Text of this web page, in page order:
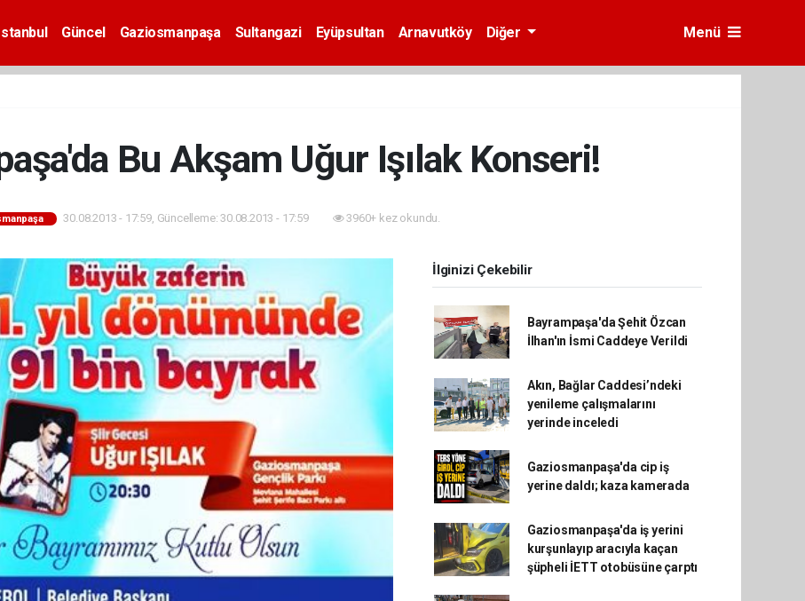
Güncel Gaziosmanpaşa Sultangazi Eyüpsultan Arnavutköy Diğer Menü
Bu Akşam Uğur Işılak Konseri!
30.08.2013 - 17:59, Güncelleme: 30.08.2013 - 17:59 3960+ kez okundu.
İlginizi Çekebilir
Bayrampaşa'da Şehit Özcan
İlhan'ın İsmi Caddeye Verildi
Akın, Bağlar Caddesi’ndeki
yenileme çalışmalarını
yerinde inceledi
Gaziosmanpaşa'da cip iş
yerine daldı; kaza kamerada
Gaziosmanpaşa'da iş yerini
kurşunlayıp aracıyla kaçan
şüpheli İETT otobüsüne çarptı